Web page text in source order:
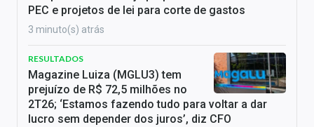
PEC e projetos de lei para corte de gastos
3 minuto(s) atrás
RESULTADOS
Magazine Luiza (MGLU3) tem
prejuízo de R$ 72,5 milhões no
2T26; ‘Estamos fazendo tudo para voltar a dar
lucro sem depender dos juros’, diz CFO